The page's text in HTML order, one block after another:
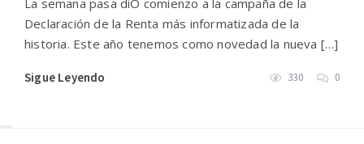
La semana pasa diO comienzo a la campaña de la
Declaración de la Renta más informatizada de la
historia. Este año tenemos como novedad la nueva […]
Sigue Leyendo 330 0